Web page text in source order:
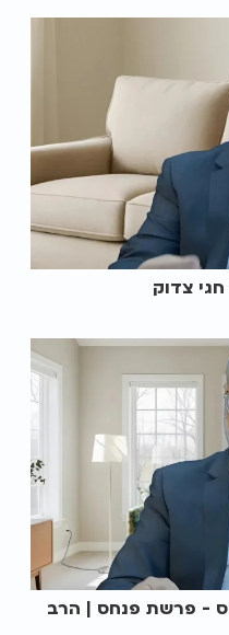
צדוק
- פרשת פנחס | הרב